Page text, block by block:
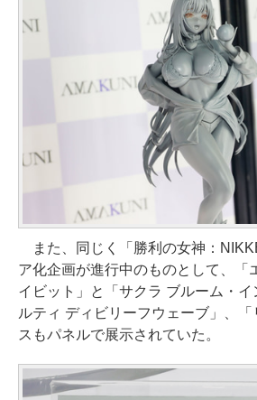
また、同じく「勝利の女神：
ア化企画が進行中のものとして、「
イビット」と「サクラ ブルーム・
ルティ ディビリーフウェーブ」、
スもパネルで展示されていた。